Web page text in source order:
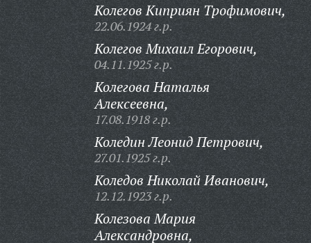
Колегов Киприян Трофимович,
22.06.1924 г.р.
Колегов Михаил Егорович,
04.11.1925 г.р.
Колегова Наталья
Алексеевна,
17.08.1918 г.р.
Коледин Леонид Петрович,
27.01.1925 г.р.
Коледов Николай Иванович,
12.12.1923 г.р.
Колезова Мария
Александровна,